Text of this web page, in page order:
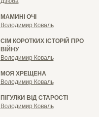
МАМИНІ ОЧІ
Володимир Коваль
СІМ КОРОТКИХ ІСТОРІЙ ПРО
ВІЙНУ
Володимир Коваль
МОЯ ХРЕЩЕНА
Володимир Коваль
ПІГУЛКИ ВІД СТАРОСТІ
Володимир Коваль